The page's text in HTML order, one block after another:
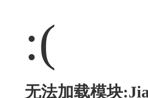
:(
无法加载模块